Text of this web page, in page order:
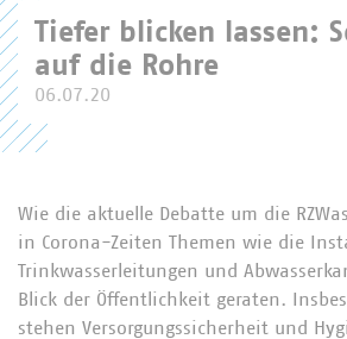
Tiefer blicken lassen:
auf die Rohre
06.07.20
Wie die aktuelle Debatte um die
in Corona-Zeiten Themen wie die
Trinkwasserleitungen und
Blick der Öffentlichkeit geraten.
stehen Versorgungssicherheit und